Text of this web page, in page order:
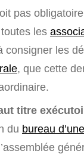
pas
les
consigner les
, que cette
titre
du bureau